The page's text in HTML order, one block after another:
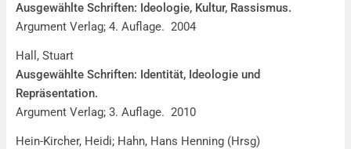
Ausgewählte Schriften: Ideologie, Kultur, Rassismus.
Argument Verlag; 4. Auflage. 2004
Hall, Stuart
Ausgewählte Schriften: Identität, Ideologie und
Repräsentation.
Argument Verlag; 3. Auflage. 2010
Hein-Kircher, Heidi; Hahn, Hans Henning (Hrsg)